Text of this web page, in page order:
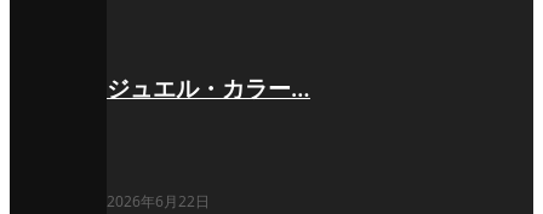
ジュエル・カラー…
2026年6月22日